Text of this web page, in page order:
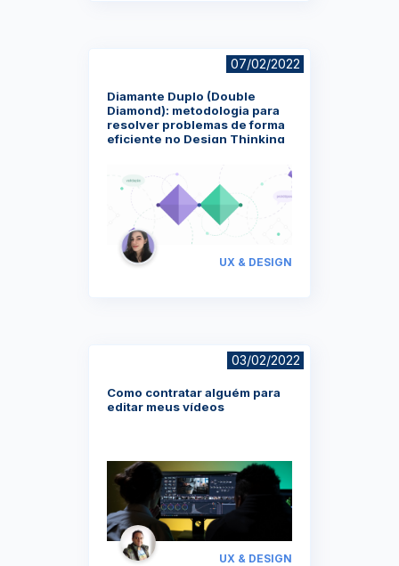
Diamante Duplo (Double
Diamond): metodologia para
resolver problemas de forma
eficiente no Design Thinking
07/02/2022
UX & DESIGN
Como contratar alguém para
editar meus vídeos
03/02/2022
UX & DESIGN